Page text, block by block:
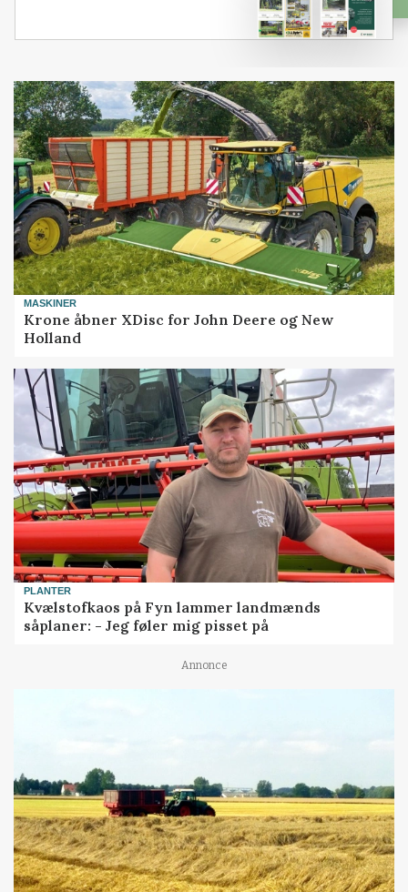
MASKINER
Krone åbner XDisc for John Deere og New
Holland
PLANTER
Kvælstofkaos på Fyn lammer landmænds
såplaner: - Jeg føler mig pisset på
Annonce